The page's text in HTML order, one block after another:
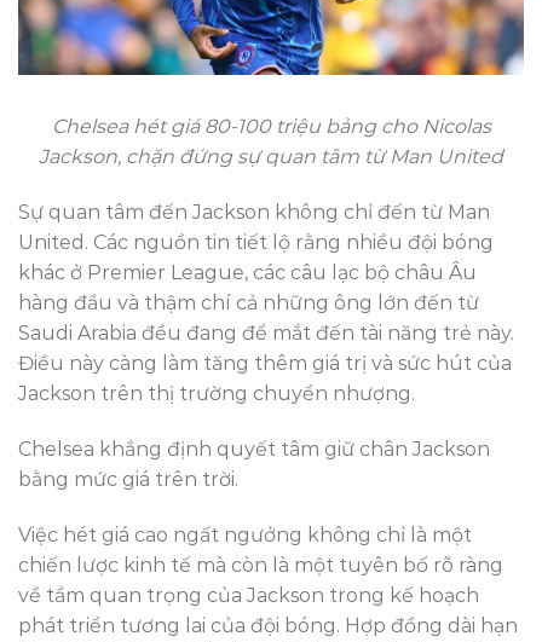
Chelsea hét giá 80-100 triệu bảng cho Nicolas
Jackson, chặn đứng sự quan tâm từ Man United
Sự quan tâm đến Jackson không chỉ đến từ Man
United. Các nguồn tin tiết lộ rằng nhiều đội bóng
khác ở Premier League, các câu lạc bộ châu Âu
hàng đầu và thậm chí cả những ông lớn đến từ
Saudi Arabia đều đang để mắt đến tài năng trẻ này.
Điều này càng làm tăng thêm giá trị và sức hút của
Jackson trên thị trường chuyển nhượng.
Chelsea khẳng định quyết tâm giữ chân Jackson
bằng mức giá trên trời.
Việc hét giá cao ngất ngưởng không chỉ là một
chiến lược kinh tế mà còn là một tuyên bố rõ ràng
về tầm quan trọng của Jackson trong kế hoạch
phát triển tương lai của đội bóng. Hợp đồng dài hạn